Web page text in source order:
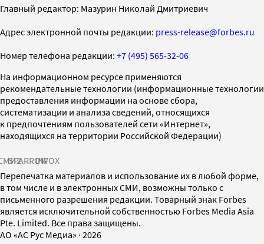
Главный редактор: Мазурин Николай Дмитриевич
Адрес электронной почты редакции: press-release@forbes.ru
Номер телефона редакции: +7 (495) 565-32-06
На информационном ресурсе применяются
рекомендательные технологии (информационные технологии
предоставления информации на основе сбора,
систематизации и анализа сведений, относящихся
к предпочтениям пользователей сети «Интернет»,
находящихся на территории Российской Федерации)
SPARROWINFOX
Перепечатка материалов и использование их в любой форме,
в том числе и в электронных СМИ, возможны только с
письменного разрешения редакции. Товарный знак Forbes
является исключительной собственностью Forbes Media Asia
Pte. Limited. Все права защищены.
AO «АС Рус Медиа» · 2026